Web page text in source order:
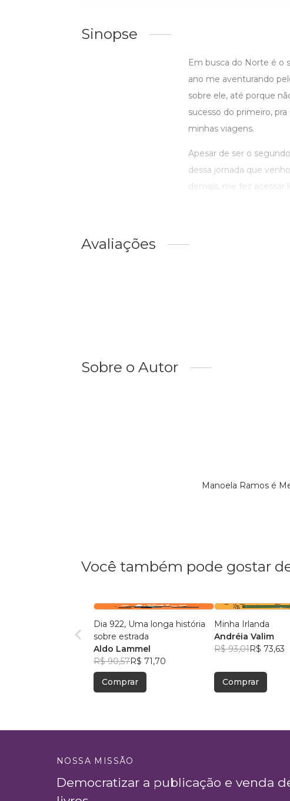
Sinopse
Em busca do Norte é o
ano me aventurando
sobre ele, até porque
sucesso do primeiro,
minhas viagens.
Apesar de ser o
dessa jornada que
demais, me fez acessar
Avaliações
Sobre o Autor
Manoela Ramos é
Você também pode gostar
Dia 922, Uma longa história
sobre estrada
Aldo Lammel
R$ 90,57R$ 71,70
Comprar
Minha Irlanda
Andréia Valim
R$ 93,01R$ 73,63
Comprar
NOSSA MISSÃO
Democratizar a publicação e venda